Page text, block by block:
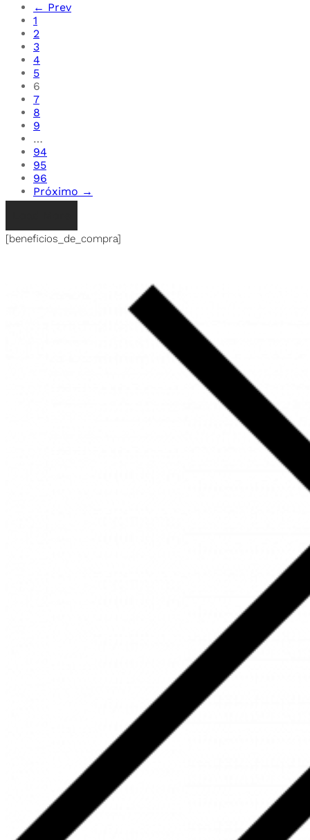
← Prev
1
2
3
4
5
6
7
8
9
…
94
95
96
Próximo →
[beneficios_de_compra]